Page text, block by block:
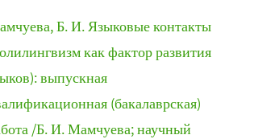
Б. И. Языковые контакты
как фактор развития
выпускная
(бакалаврская)
/Б. И. Мамчуева; научный